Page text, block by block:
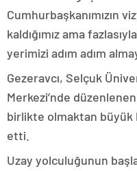
Cumhurbaşkanımızın
kaldığımız ama
yerimizi adım adım
Gezeravcı, Selçuk
Merkezi’nde
birlikte olmaktan
etti.
Uzay yolculuğunun